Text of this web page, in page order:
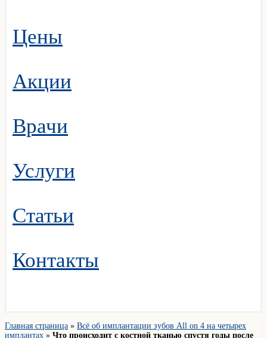
Цены
Акции
Врачи
Услуги
Статьи
Контакты
Главная страница » Всё об имплантации зубов All on 4 на четырех
имплантах » Что происходит с костной тканью спустя годы после